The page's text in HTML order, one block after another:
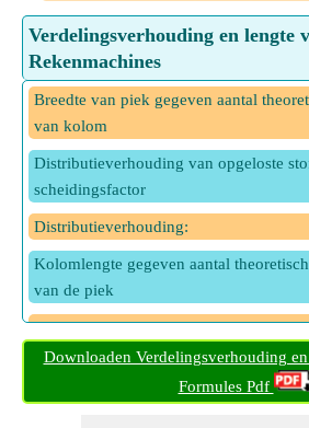
Verdelingsverhouding en lengte
Rekenmachines
Breedte van piek gegeven aantal
van kolom
Distributieverhouding van opgeloste
scheidingsfactor
Distributieverhouding:
Kolomlengte gegeven aantal
van de piek
Kolomlengte gegeven aantal
standaarddeviatie
Kolomlengte gegeven
Downloaden Verdelingsverhouding
Formules Pdf